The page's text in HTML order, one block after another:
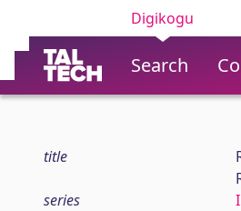
Digikogu
Search
title
series